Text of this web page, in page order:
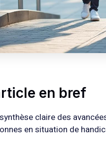
en bref
claire des
en situation de